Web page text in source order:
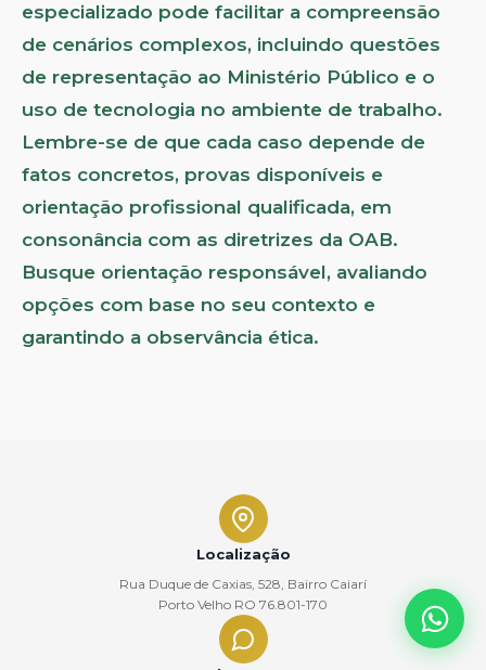
especializado pode facilitar a compreensão
de cenários complexos, incluindo questões
de representação ao Ministério Público e o
uso de tecnologia no ambiente de trabalho.
Lembre-se de que cada caso depende de
fatos concretos, provas disponíveis e
orientação profissional qualificada, em
consonância com as diretrizes da OAB.
Busque orientação responsável, avaliando
opções com base no seu contexto e
garantindo a observância ética.
Localização
Rua Duque de Caxias, 528, Bairro Caiarí
Porto Velho RO 76.801-170